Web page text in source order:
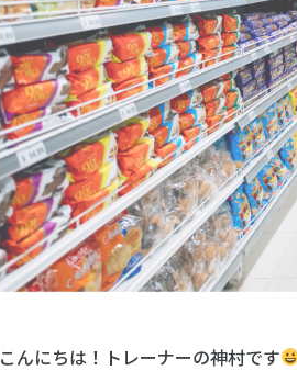
こんにちは！トレーナーの神村です